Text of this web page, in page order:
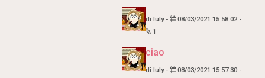
diIuly- 08/03/2021 15:58:02 -
1
ciao
diIuly- 08/03/2021 15:57:30 -